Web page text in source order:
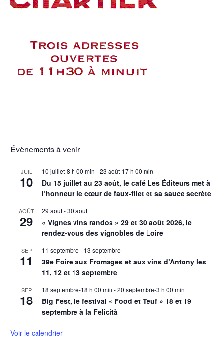
Évènements à venir
JUIL
10
10 juillet-8 h 00 min -23 août-17 h 00 min
Du 15 juillet au 23 août, le café Les Éditeurs met à
l’honneur le cœur de faux-filet et sa sauce secrète
AOÛT
29
29 août-30 août
« Vignes vins randos » 29 et 30 août 2026, le
rendez-vous des vignobles de Loire
SEP
11
11 septembre - 13 septembre
39e Foire aux Fromages et aux vins d’Antony les
11, 12 et 13 septembre
SEP
18
18 septembre-18 h 00 min -20 septembre-3 h 00 min
Big Fest, le festival « Food et Teuf » 18 et 19
septembre à la Felicità
Voir le calendrier